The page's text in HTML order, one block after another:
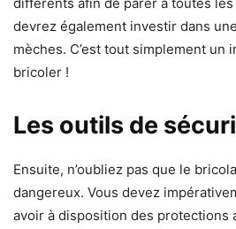
différents afin de parer à toutes
devrez également investir dans
mèches. C’est tout simplement un
bricoler !
Les outils de
Ensuite, n’oubliez pas que le
dangereux. Vous devez
avoir à disposition des protections